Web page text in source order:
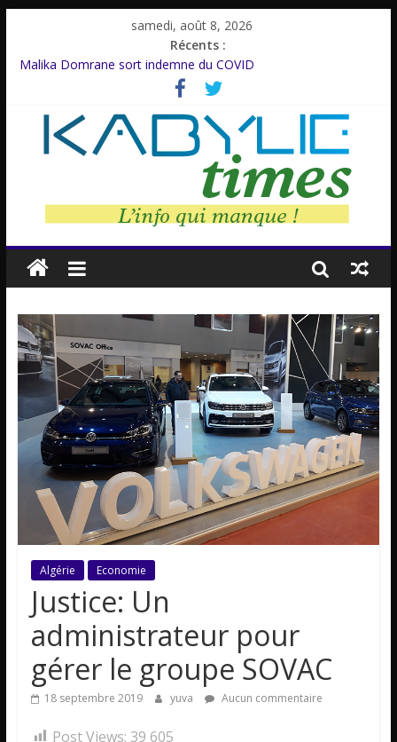
samedi, août 8, 2026
Récents :
Malika Domrane sort indemne du COVID
Dracula : Une légende inspirée d’un personnage réel
Azzedine Meddour: Un cinéaste émérite, un parcours inachevé
Amnesty International rompt le silence
Farid M’Sili : Une vie au service de la jeunesse.
Algérie Economie
Justice: Un
administrateur pour
gérer le groupe SOVAC
18 septembre 2019 yuva Aucun commentaire
Post Views: 39 605